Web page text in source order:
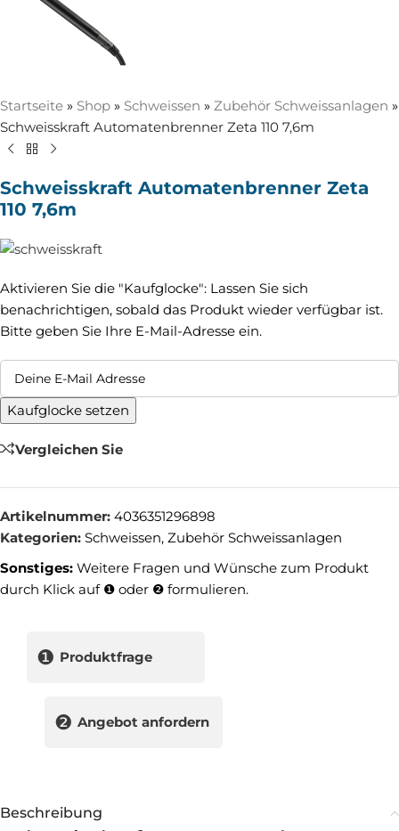
Startseite » Shop » Schweissen » Zubehör Schweissanlagen »
Schweisskraft Automatenbrenner Zeta 110 7,6m
Schweisskraft Automatenbrenner Zeta
110 7,6m
Aktivieren Sie die "Kaufglocke": Lassen Sie sich
benachrichtigen, sobald das Produkt wieder verfügbar ist.
Bitte geben Sie Ihre E-Mail-Adresse ein.
Kaufglocke setzen
Vergleichen Sie
Artikelnummer: 4036351296898
Kategorien: Schweissen, Zubehör Schweissanlagen
Sonstiges: Weitere Fragen und Wünsche zum Produkt
durch Klick auf ❶ oder ❷ formulieren.
❶ Produktfrage
❷ Angebot anfordern
Beschreibung